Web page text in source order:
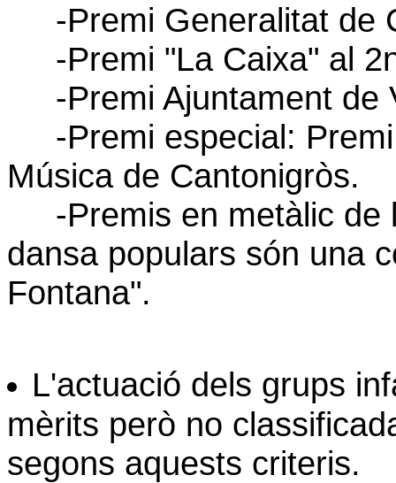
-Premi Generalitat de
-Premi "La Caixa" al
-Premi Ajuntament de
-Premi especial: Premi
Música de Cantonigròs.
-Premis en metàlic de
dansa populars són una
Fontana".
L'actuació dels grups
mèrits però no
segons aquests criteris.